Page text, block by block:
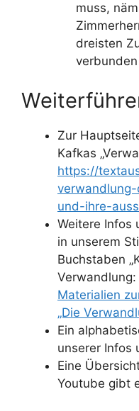
muss,
dreisten
Zur
Kafkas
https://
und-ihre-
Weitere Infos
in unserem
Buchstaben
Verwandlung:
Materialien
„Die
Ein
unserer Infos
Eine
Youtube gibt